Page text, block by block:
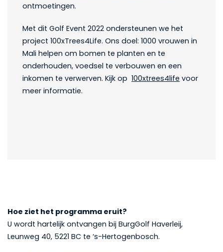
ontmoetingen.
Met dit Golf Event 2022 ondersteunen we het
project 100xTrees4Life. Ons doel: 1000 vrouwen in
Mali helpen om bomen te planten en te
onderhouden, voedsel te verbouwen en een
inkomen te verwerven. Kijk op 100xtrees4life voor
meer informatie.
Hoe ziet het programma eruit?
U wordt hartelijk ontvangen bij BurgGolf Haverleij,
Leunweg 40, 5221 BC te ‘s-Hertogenbosch.